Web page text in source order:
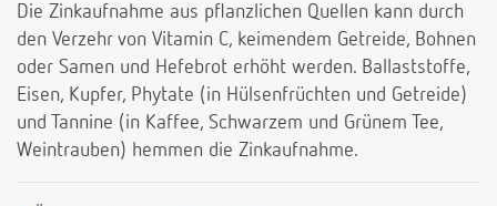
Die Zinkaufnahme aus pflanzlichen Quellen kann durch
den Verzehr von Vitamin C, keimendem Getreide, Bohnen
oder Samen und Hefebrot erhöht werden. Ballaststoffe,
Eisen, Kupfer, Phytate (in Hülsenfrüchten und Getreide)
und Tannine (in Kaffee, Schwarzem und Grünem Tee,
Weintrauben) hemmen die Zinkaufnahme.